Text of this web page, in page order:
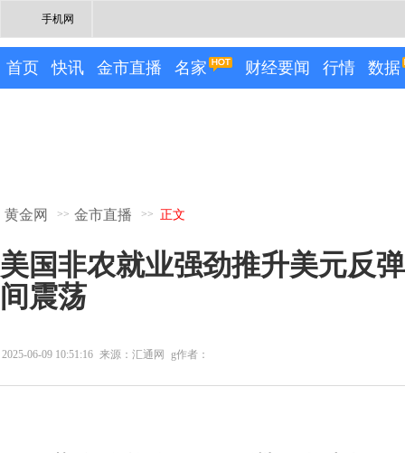
手机网
首页 快讯 金市直播 名家 财经要闻 行情 数据
黄金网 >> 金市直播 >> 正文
美国非农就业强劲推升美元反
间震荡
2025-06-09 10:51:16 来源：汇通网 g作者：